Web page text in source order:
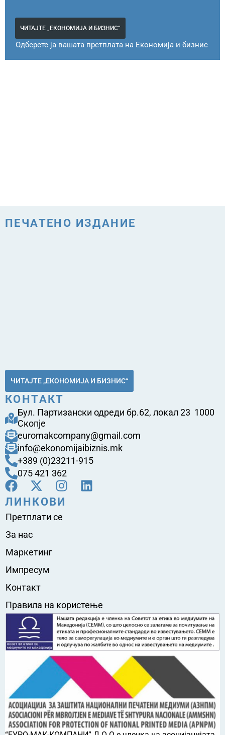
ЧИТАЈТЕ „ЕКОНОМИЈА И БИЗНИС“
Одберете ја вашата претплата на Економија и бизнис
ПЕЧАТЕНО ИЗДАНИЕ
ЧИТАЈТЕ „ЕКОНОМИЈА И БИЗНИС“
КОНТАКТ
Бул. Партизански одреди бр.62, локал 23 1000
Скопје
euromakcompany@gmail.com
info@ekonomijaibiznis.mk
+389 (0)23211-915
075 421 362
ЛИНКОВИ
Претплати се
За нас
Маркетинг
Импресум
Контакт
Правила на користење